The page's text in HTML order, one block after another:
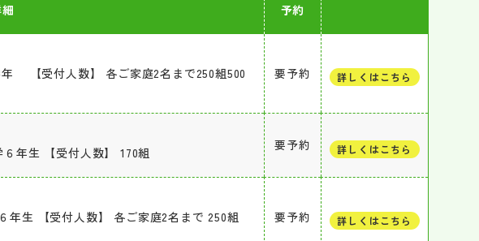
予約
【受付人数】 各ご家庭2名まで250組500
要予約 詳しくはこちら
年生 【受付人数】 170組
要予約 詳しくはこちら
年生 【受付人数】 各ご家庭2名まで 250組
要予約 詳しくはこちら